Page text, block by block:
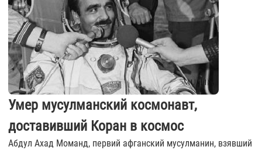
Умер мусулманский космонавт,
доставивший Коран в космос
Абдул Ахад Моманд, первий афганский мусулманин, взявший